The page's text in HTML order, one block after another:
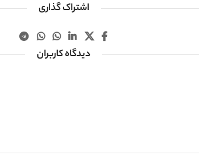
اشتراک گذاری
دیدگاه کاربران